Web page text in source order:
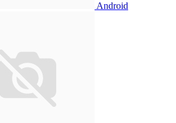
Android